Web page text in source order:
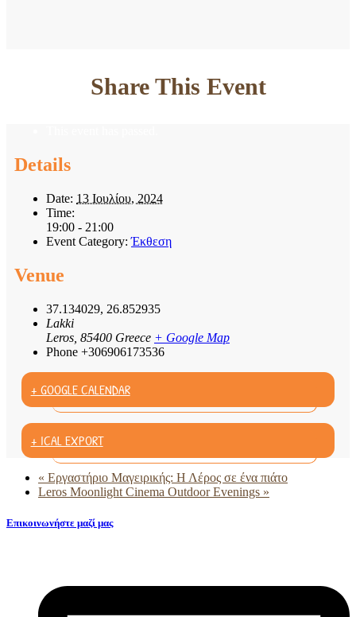
Share This Event
Details
Date: 13 Ιουλίου, 2024
Time:
19:00 - 21:00
Event Category: Έκθεση
Venue
37.134029, 26.852935
Lakki
Leros 85400 Greece + Google Map
Phone +306906173536
+ GOOGLE CALENDAR
+ ICAL EXPORT
« Eργαστήριο Μαγειρικής: Η Λέρος σε ένα πιάτο
Leros Moonlight Cinema Outdoor Evenings »
Επικοινωνήστε μαζί μας